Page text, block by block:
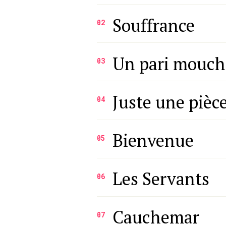
02 Souffrance
03 Un pari
04 Juste une
05 Bienvenue
06 Les Servants
07 Cauchemar